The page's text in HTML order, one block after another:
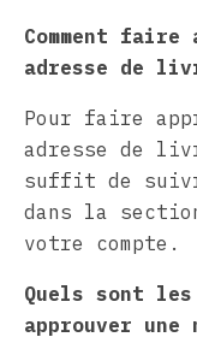
Comment faire
adresse de
Pour faire
adresse de
suffit de
dans la
votre compte.
Quels sont
approuver une